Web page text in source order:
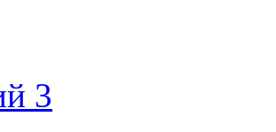
3